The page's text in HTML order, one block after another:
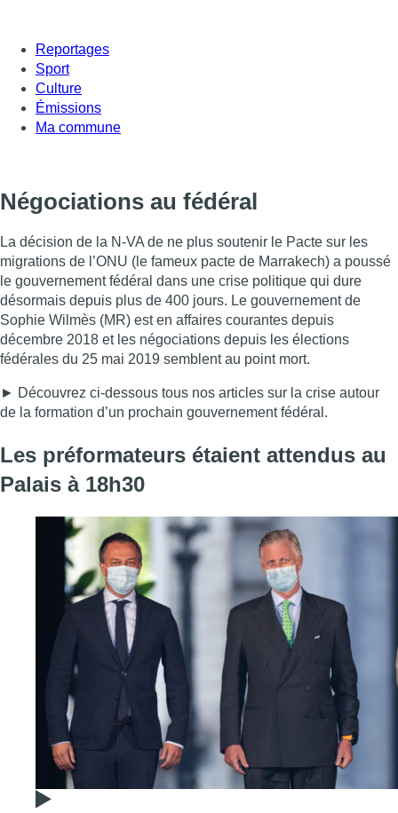
Reportages
Sport
Culture
Émissions
Ma commune
Négociations au fédéral
La décision de la N-VA de ne plus soutenir le Pacte sur les
migrations de l’ONU (le fameux pacte de Marrakech) a poussé
le gouvernement fédéral dans une crise politique qui dure
désormais depuis plus de 400 jours. Le gouvernement de
Sophie Wilmès (MR) est en affaires courantes depuis
décembre 2018 et les négociations depuis les élections
fédérales du 25 mai 2019 semblent au point mort.
► Découvrez ci-dessous tous nos articles sur la crise autour
de la formation d’un prochain gouvernement fédéral.
Les préformateurs étaient attendus au
Palais à 18h30